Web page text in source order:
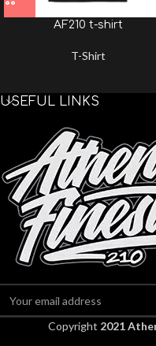
AF210 t-shirt
T-Shirt
USEFUL LINKS
Copyright 2021